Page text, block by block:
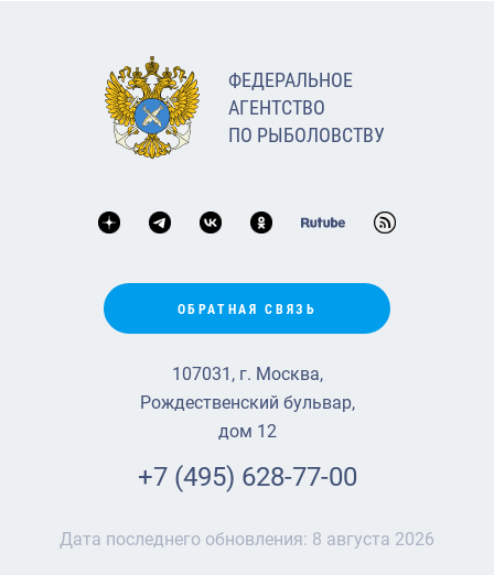
ФЕДЕРАЛЬНОЕ
АГЕНТСТВО
ПО РЫБОЛОВСТВУ
ОБРАТНАЯ СВЯЗЬ
107031, г. Москва,
Рождественский бульвар,
дом 12
+7 (495) 628-77-00
Дата последнего обновления: 8 августа 2026